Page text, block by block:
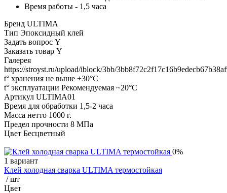
Время работы - 1,5 часа
Бренд ULTIMA
Тип Эпоксидный клей
Задать вопрос Y
Заказать товар Y
Галерея
https://stroyst.ru/upload/iblock/3bb/
t° хранения не выше +30°C
t° эксплуатации Рекомендуемая ~20°C
Артикул ULTIMA01
Время для обработки 1,5-2 часа
Масса нетто 1000 г.
Предел прочности 8 МПа
Цвет Бесцветный
0%
1 вариант
Клей холодная сварка ULTIMA термостойкая
/ шт
Цвет